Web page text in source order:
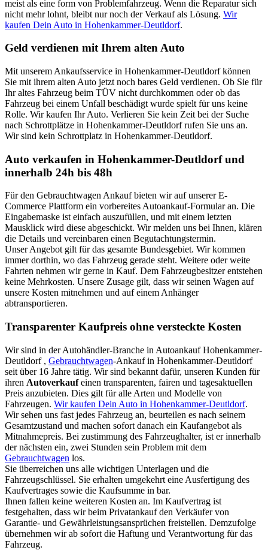
meist als eine form von Problemfahrzeug. Wenn die Reparatur sich
nicht mehr lohnt, bleibt nur noch der Verkauf als Lösung. Wir
kaufen Dein Auto in Hohenkammer-Deutldorf.
Geld verdienen mit Ihrem alten Auto
Mit unserem Ankaufsservice in Hohenkammer-Deutldorf können
Sie mit ihrem alten Auto jetzt noch bares Geld verdienen. Ob Sie für
Ihr altes Fahrzeug beim TÜV nicht durchkommen oder ob das
Fahrzeug bei einem Unfall beschädigt wurde spielt für uns keine
Rolle. Wir kaufen Ihr Auto. Verlieren Sie kein Zeit bei der Suche
nach Schrottplätze in Hohenkammer-Deutldorf rufen Sie uns an.
Wir sind kein Schrottplatz in Hohenkammer-Deutldorf.
Auto verkaufen in Hohenkammer-Deutldorf und
innerhalb 24h bis 48h
Für den Gebrauchtwagen Ankauf bieten wir auf unserer E-
Commerce Plattform ein vorbereites Autoankauf-Formular an. Die
Eingabemaske ist einfach auszufüllen, und mit einem letzten
Mausklick wird diese abgeschickt. Wir melden uns bei Ihnen, klären
die Details und vereinbaren einen Begutachtungstermin.
Unser Angebot gilt für das gesamte Bundesgebiet. Wir kommen
immer dorthin, wo das Fahrzeug gerade steht. Weitere oder weite
Fahrten nehmen wir gerne in Kauf. Dem Fahrzeugbesitzer entstehen
keine Mehrkosten. Unsere Zusage gilt, dass wir seinen Wagen auf
unsere Kosten mitnehmen und auf einem Anhänger
abtransportieren.
Transparenter Kaufpreis ohne versteckte Kosten
Wir sind in der Autohändler-Branche in Autoankauf Hohenkammer-
Deutldorf , Gebrauchtwagen-Ankauf in Hohenkammer-Deutldorf
seit über 16 Jahre tätig. Wir sind bekannt dafür, unseren Kunden für
ihren Autoverkaufeinen transparenten, fairen und tagesaktuellen
Preis anzubieten. Dies gilt für alle Arten und Modelle von
Fahrzeugen. Wir kaufen Dein Auto in Hohenkammer-Deutldorf.
Wir sehen uns fast jedes Fahrzeug an, beurteilen es nach seinem
Gesamtzustand und machen sofort danach ein Kaufangebot als
Mitnahmepreis. Bei zustimmung des Fahrzeughalter, ist er innerhalb
der nächsten ein, zwei Stunden sein Problem mit dem
Gebrauchtwagen los.
Sie überreichen uns alle wichtigen Unterlagen und die
Fahrzeugschlüssel. Sie erhalten umgekehrt eine Ausfertigung des
Kaufvertrages sowie die Kaufsumme in bar.
Ihnen fallen keine weiteren Kosten an. Im Kaufvertrag ist
festgehalten, dass wir beim Privatankauf den Verkäufer von
Garantie- und Gewährleistungsansprüchen freistellen. Demzufolge
übernehmen wir ab sofort die Haftung und Verantwortung für das
Fahrzeug.